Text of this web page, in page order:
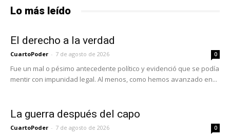
Lo más leído
El derecho a la verdad
CuartoPoder - 7 de agosto de 2026 0
Fue un mal o pésimo antecedente político y evidenció que se podía
mentir con impunidad legal. Al menos, como hemos avanzado en...
La guerra después del capo
CuartoPoder - 7 de agosto de 2026 0